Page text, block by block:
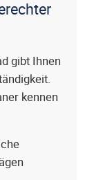
gibt Ihnen
kennen